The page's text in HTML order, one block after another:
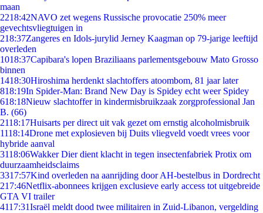
maan
2218:42NAVO zet wegens Russische provocatie 250% meer
gevechtsvliegtuigen in
218:37Zangeres en Idols-jurylid Jerney Kaagman op 79-jarige leeftijd
overleden
1018:37Capibara's lopen Braziliaans parlementsgebouw Mato Grosso
binnen
1418:30Hiroshima herdenkt slachtoffers atoombom, 81 jaar later
818:19In Spider-Man: Brand New Day is Spidey echt weer Spidey
618:18Nieuw slachtoffer in kindermisbruikzaak zorgprofessional Jan
B. (66)
2118:17Huisarts per direct uit vak gezet om ernstig alcoholmisbruik
1118:14Drone met explosieven bij Duits vliegveld voedt vrees voor
hybride aanval
3118:06Wakker Dier dient klacht in tegen insectenfabriek Protix om
duurzaamheidsclaims
3317:57Kind overleden na aanrijding door AH-bestelbus in Dordrecht
217:46Netflix-abonnees krijgen exclusieve early access tot uitgebreide
GTA VI trailer
4117:31Israël meldt dood twee militairen in Zuid-Libanon, vergelding